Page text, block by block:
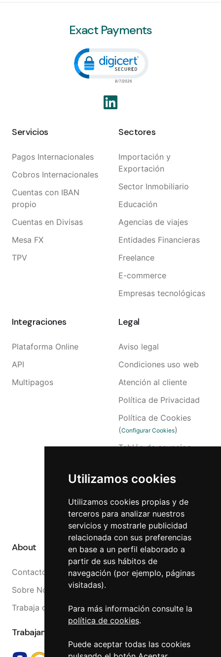
Utilizamos cookies
Utilizamos cookies propias y de
terceros para analizar nuestros
servicios y mostrarle publicidad
relacionada con sus preferencias
en base a un perfil elaborado a
partir de sus hábitos de
navegación (por ejemplo, páginas
visitadas).
Para más información consulte la
política de cookies.
Puede aceptar todas las cookies
Exact Payments
Servicios
Pagos Internacionales
Cobros Internacionales
Cuentas con IBAN
propio
Cuentas en Divisas
Mesa FX
TPV
Sectores
Importación y
Exportación
Sector Inmobiliario
Educación
Agencias de viajes
Entidades Financieras
Freelance
E-commerce
Empresas tecnológicas
Integraciones
Plataforma Online
API
Multipagos
Legal
Aviso legal
Condiciones uso web
Atención al cliente
Política de Privacidad
Política de Cookies
(Configurar Cookies)
Tablón de anuncios
Reclamaciones
Canal Interno
Canal Externo
About
Contacto
Sobre Nosotros
Trabaja con nosotros
Trabajamos con